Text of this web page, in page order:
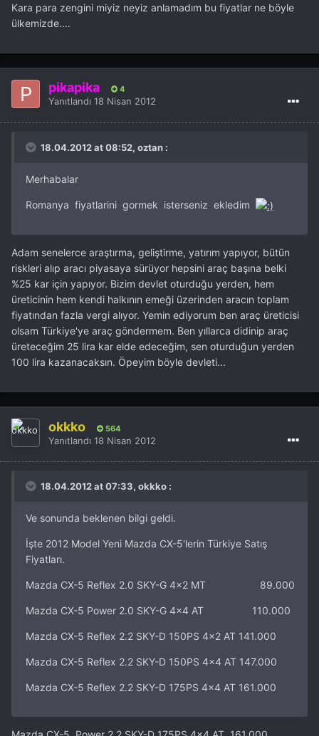
Kara para zengini miyiz neyiz anlamadım bu fiyatlar ne böyle
ülkemizde....
pikapika 4
Yanıtlandı 18 Nisan 2012
18.04.2012 at 08:52, oztan :
Merhabalar
Romanya fiyatlarini gormek isterseniz ekledim
Adam senelerce araştırma, geliştirme, yatırım yapıyor, bütün
riskleri alıp aracı piyasaya sürüyor hepsini araç başına belki
%25 kar için yapıyor. Bizim devlet oturduğu yerden, hem
üreticinin hem kendi halkının emeği üzerinden aracın toplam
fiyatından fazla vergi alıyor. Yemin ediyorum ben araç üreticisi
olsam Türkiye'ye araç göndermem. Ben yıllarca didinip araç
üreteceğim 25 lira kar elde edeceğim, sen oturduğun yerden
100 lira kazanacaksın. Öpeyim böyle devleti...
okkko 564
Yanıtlandı 18 Nisan 2012
18.04.2012 at 07:33, okkko :
Ve sonunda beklenen bilgi geldi.
İşte 2012 Model Yeni Mazda CX-5'lerin Türkiye Satış
Fiyatları.
Mazda CX-5 Reflex 2.0 SKY-G 4x2 MT 89.000
Mazda CX-5 Power 2.0 SKY-G 4x4 AT 110.000
Mazda CX-5 Reflex 2.2 SKY-D 150PS 4x2 AT 141.000
Mazda CX-5 Reflex 2.2 SKY-D 150PS 4x4 AT 147.000
Mazda CX-5 Reflex 2.2 SKY-D 175PS 4x4 AT 161.000